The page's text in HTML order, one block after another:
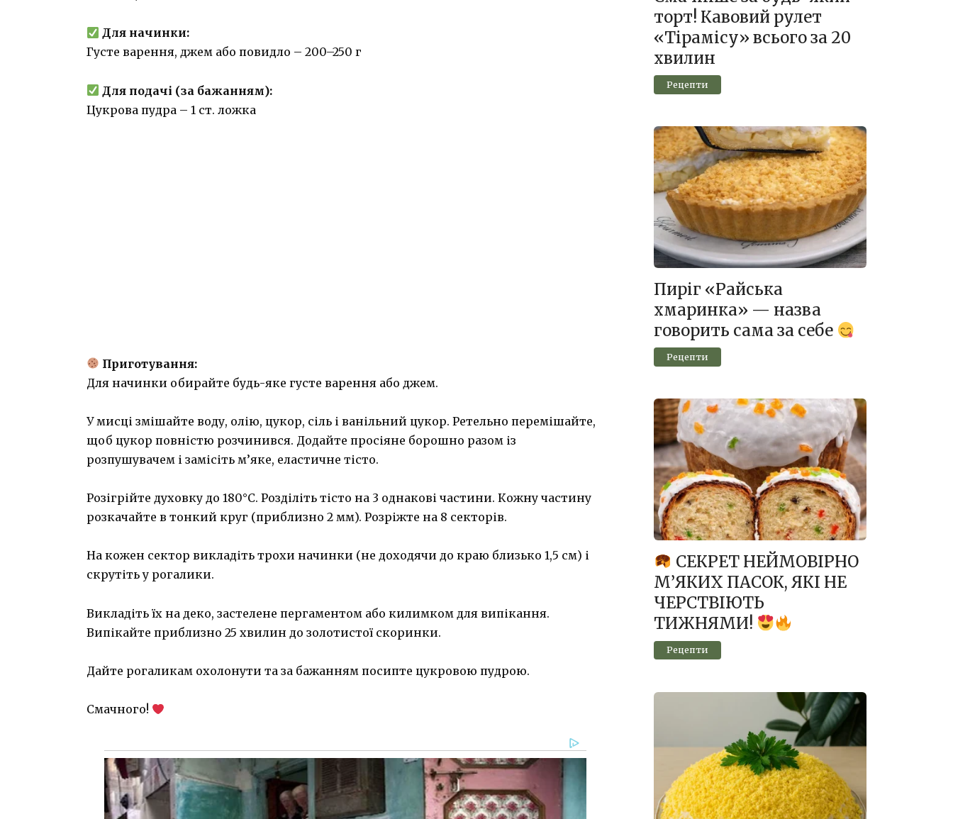
Для начинки:
Густе варення, джем або повидло – 200–250 г
Для подачі (за бажанням):
Цукрова пудра – 1 ст. ложка
Приготування:
Для начинки обирайте будь-яке густе варення або джем.
У мисці змішайте воду, олію, цукор, сіль і ванільний цукор. Ретельно перемішайте,
щоб цукор повністю розчинився. Додайте просіяне борошно разом із
розпушувачем і замісіть м’яке, еластичне тісто.
Розігрійте духовку до 180°C. Розділіть тісто на 3 однакові частини. Кожну частину
розкачайте в тонкий круг (приблизно 2 мм). Розріжте на 8 секторів.
На кожен сектор викладіть трохи начинки (не доходячи до краю близько 1,5 см) і
скрутіть у рогалики.
Викладіть їх на деко, застелене пергаментом або килимком для випікання.
Випікайте приблизно 25 хвилин до золотистої скоринки.
Дайте рогаликам охолонути та за бажанням посипте цукровою пудрою.
Смачного!
торт! Кавовий рулет
«Тірамісу» всього за 20
хвилин
Рецепти
Пиріг «Райська
хмаринка» — назва
говорить сама за себе
Рецепти
СЕКРЕТ НЕЙМОВІРНО
М’ЯКИХ ПАСОК, ЯКІ НЕ
ЧЕРСТВІЮТЬ
ТИЖНЯМИ!
Рецепти